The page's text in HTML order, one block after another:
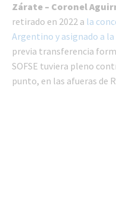
Zárate – Coronel
retirado en 2022 a la
Argentino y asignado a
previa transferencia
SOFSE tuviera pleno
punto, en las afueras de